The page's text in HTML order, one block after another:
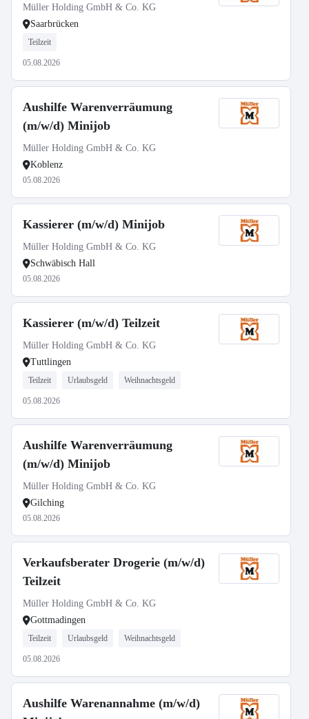
Müller Holding GmbH & Co. KG
Saarbrücken
Teilzeit
05.08.2026
Aushilfe Warenverräumung
(m/w/d) Minijob
Müller Holding GmbH & Co. KG
Koblenz
05.08.2026
Kassierer (m/w/d) Minijob
Müller Holding GmbH & Co. KG
Schwäbisch Hall
05.08.2026
Kassierer (m/w/d) Teilzeit
Müller Holding GmbH & Co. KG
Tuttlingen
Teilzeit Urlaubsgeld Weihnachtsgeld
05.08.2026
Aushilfe Warenverräumung
(m/w/d) Minijob
Müller Holding GmbH & Co. KG
Gilching
05.08.2026
Verkaufsberater Drogerie (m/w/d)
Teilzeit
Müller Holding GmbH & Co. KG
Gottmadingen
Teilzeit Urlaubsgeld Weihnachtsgeld
05.08.2026
Aushilfe Warenannahme (m/w/d)